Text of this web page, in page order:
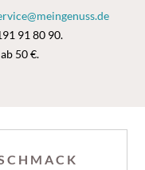
91 80 90.
50 €.